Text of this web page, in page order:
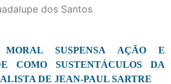
dos Santos
SUSPENSA AÇÃO E
COMO SUSTENTÁCULOS DA
DE JEAN-PAUL SARTRE